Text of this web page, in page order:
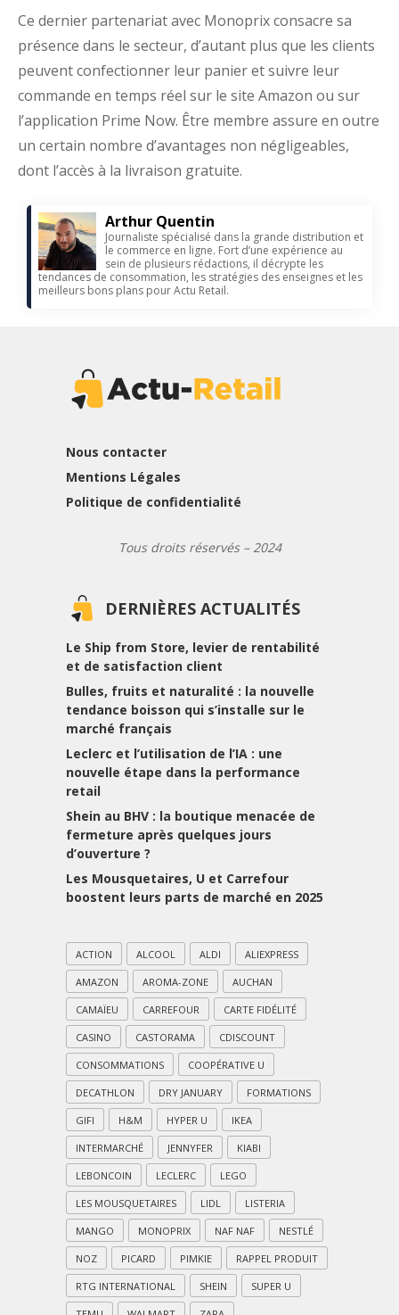
Ce dernier partenariat avec Monoprix consacre sa
présence dans le secteur, d’autant plus que les clients
peuvent confectionner leur panier et suivre leur
commande en temps réel sur le site Amazon ou sur
l’application Prime Now. Être membre assure en outre
un certain nombre d’avantages non négligeables,
dont l’accès à la livraison gratuite.
Arthur Quentin
Journaliste spécialisé dans la grande distribution et
le commerce en ligne. Fort d’une expérience au
sein de plusieurs rédactions, il décrypte les
tendances de consommation, les stratégies des enseignes et les
meilleurs bons plans pour Actu Retail.
Nous contacter
Mentions Légales
Politique de confidentialité
Tous droits réservés – 2024
DERNIÈRES ACTUALITÉS
Le Ship from Store, levier de rentabilité
et de satisfaction client
Bulles, fruits et naturalité : la nouvelle
tendance boisson qui s’installe sur le
marché français
Leclerc et l’utilisation de l’IA : une
nouvelle étape dans la performance
retail
Shein au BHV : la boutique menacée de
fermeture après quelques jours
d’ouverture ?
Les Mousquetaires, U et Carrefour
boostent leurs parts de marché en 2025
ACTION ALCOOL ALDI ALIEXPRESS
AMAZON AROMA-ZONE AUCHAN
CAMAÏEU CARREFOUR CARTE FIDÉLITÉ
CASINO CASTORAMA CDISCOUNT
CONSOMMATIONS COOPÉRATIVE U
DECATHLON DRY JANUARY FORMATIONS
GIFI H&M HYPER U IKEA
INTERMARCHÉ JENNYFER KIABI
LEBONCOIN LECLERC LEGO
LES MOUSQUETAIRES LIDL LISTERIA
MANGO MONOPRIX NAF NAF NESTLÉ
NOZ PICARD PIMKIE RAPPEL PRODUIT
RTG INTERNATIONAL SHEIN SUPER U